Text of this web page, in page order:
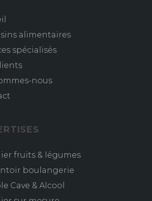
alimentaires
spécialisés
nous
fruits & légumes
boulangerie
Cave & Alcool